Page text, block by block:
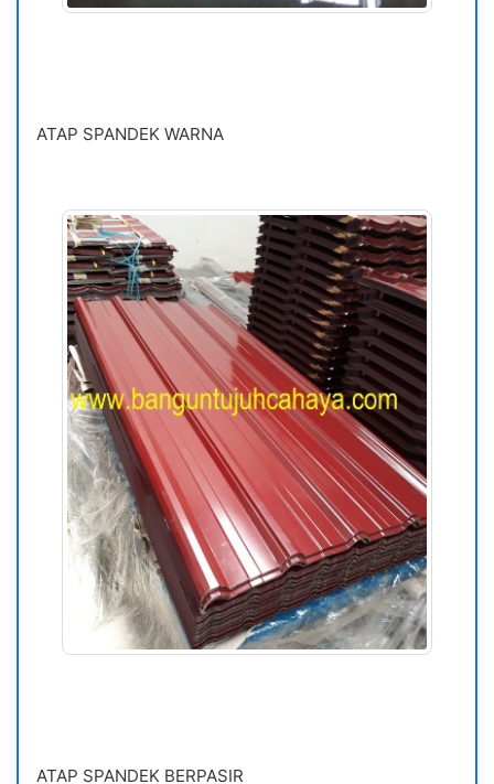
ATAP SPANDEK WARNA
ATAP SPANDEK BERPASIR